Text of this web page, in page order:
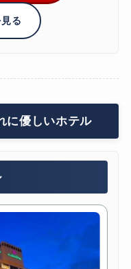
る
に優しいホテル